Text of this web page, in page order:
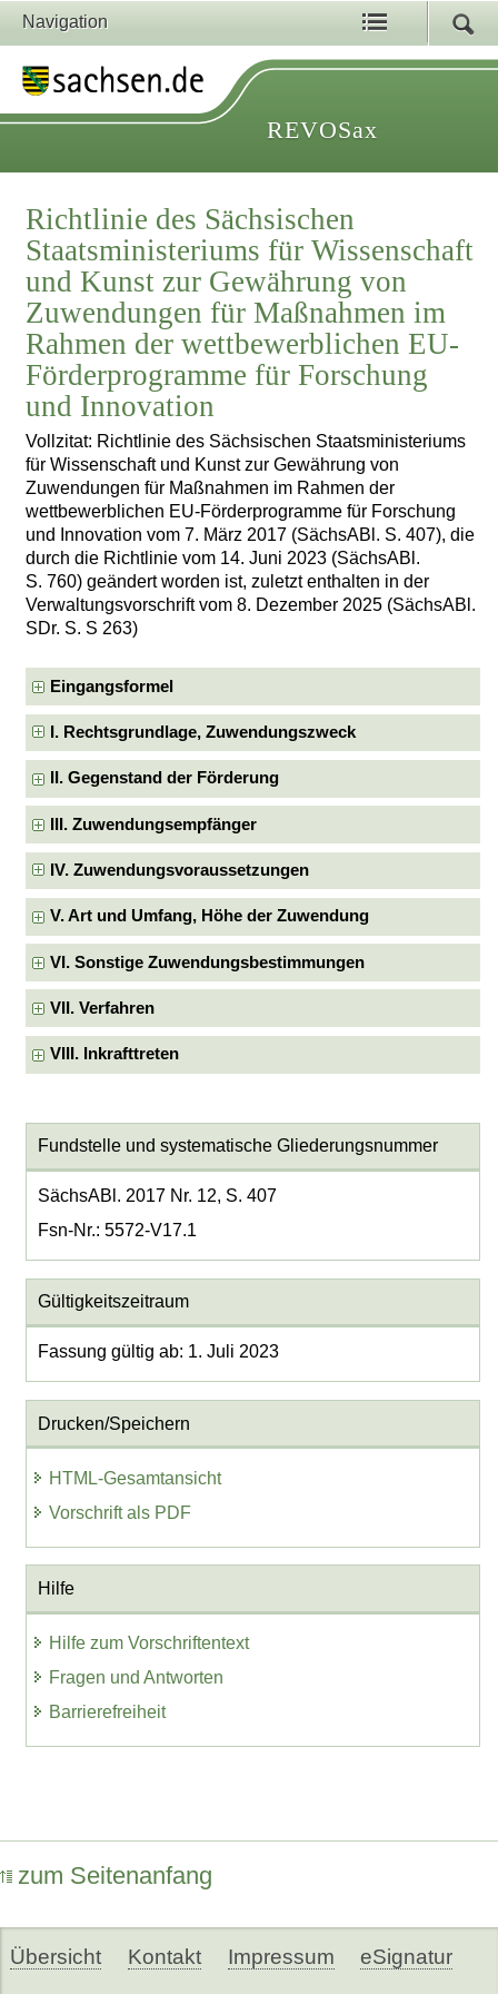
Navigation
REVOSax
Richtlinie des Sächsischen
Staatsministeriums für Wissenschaft
und Kunst zur Gewährung von
Zuwendungen für Maßnahmen im
Rahmen der wettbewerblichen EU-
Förderprogramme für Forschung
und Innovation
Vollzitat: Richtlinie des Sächsischen Staatsministeriums
für Wissenschaft und Kunst zur Gewährung von
Zuwendungen für Maßnahmen im Rahmen der
wettbewerblichen EU-Förderprogramme für Forschung
und Innovation vom 7. März 2017 (SächsABl. S. 407), die
durch die Richtlinie vom 14. Juni 2023 (SächsABl.
S. 760) geändert worden ist, zuletzt enthalten in der
Verwaltungsvorschrift vom 8. Dezember 2025 (SächsABl.
SDr. S. S 263)
Eingangsformel
I. Rechtsgrundlage, Zuwendungszweck
II. Gegenstand der Förderung
III. Zuwendungsempfänger
IV. Zuwendungsvoraussetzungen
V. Art und Umfang, Höhe der Zuwendung
VI. Sonstige Zuwendungsbestimmungen
VII. Verfahren
VIII. Inkrafttreten
Fundstelle und systematische Gliederungsnummer
SächsABl. 2017 Nr. 12, S. 407
Fsn-Nr.: 5572-V17.1
Gültigkeitszeitraum
Fassung gültig ab: 1. Juli 2023
Drucken/Speichern
HTML-Gesamtansicht
Vorschrift als PDF
Hilfe
Hilfe zum Vorschriftentext
Fragen und Antworten
Barrierefreiheit
zum Seitenanfang
Übersicht Kontakt Impressum eSignatur